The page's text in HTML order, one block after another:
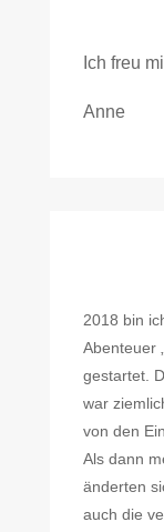
Ich freu
Anne
2018 bin
Abenteuer
gestartet.
war
von den
Als dann
änderten
auch die